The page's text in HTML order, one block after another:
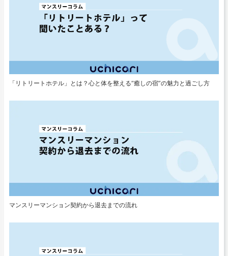
「リトリートホテル」とは？心と体を整える“癒しの宿”の魅力と過ごし方
マンスリーマンション契約から退去までの流れ